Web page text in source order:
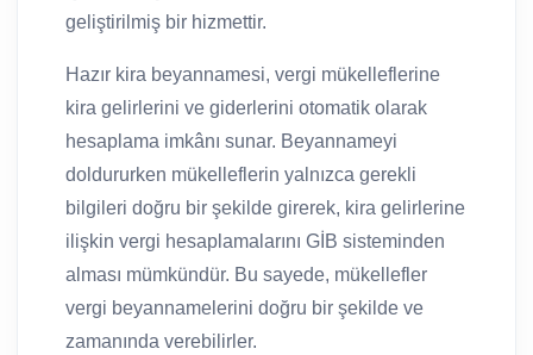
geliştirilmiş bir hizmettir.
Hazır kira beyannamesi, vergi mükelleflerine
kira gelirlerini ve giderlerini otomatik olarak
hesaplama imkânı sunar. Beyannameyi
doldururken mükelleflerin yalnızca gerekli
bilgileri doğru bir şekilde girerek, kira gelirlerine
ilişkin vergi hesaplamalarını GİB sisteminden
alması mümkündür. Bu sayede, mükellefler
vergi beyannamelerini doğru bir şekilde ve
zamanında verebilirler.